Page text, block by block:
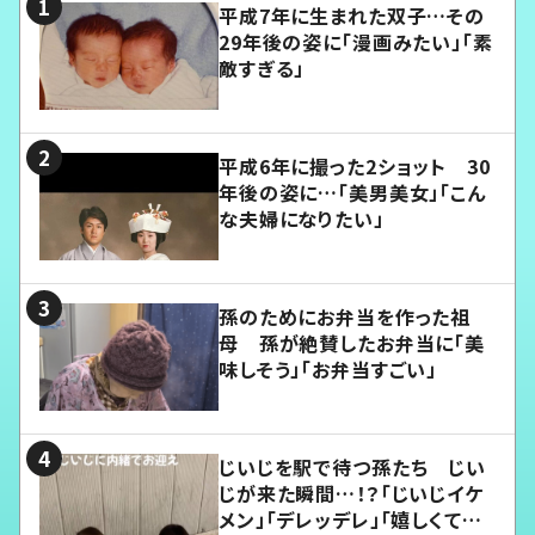
平成7年に生まれた双子…その
29年後の姿に「漫画みたい」「素
敵すぎる」
平成6年に撮った2ショット 30
年後の姿に…「美男美女」「こん
な夫婦になりたい」
孫のためにお弁当を作った祖
母 孫が絶賛したお弁当に「美
味しそう」「お弁当すごい」
じいじを駅で待つ孫たち じい
じが来た瞬間…！？「じいじイケ
メン」「デレッデレ」「嬉しくて可